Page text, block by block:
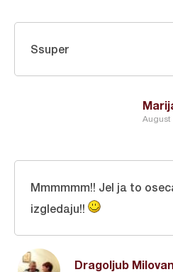
August
Ssuper
Dragoljub
Mmmmmm!! Jel ja to
izgledaju!!